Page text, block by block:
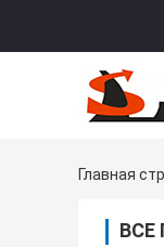
Главная
ВСЕ